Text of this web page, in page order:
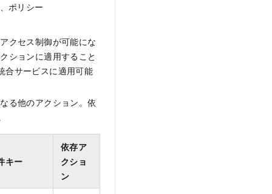
ポリシー
クセス制御が可能にな
ションに適用すること
合サービスに適用可能
る他のアクション。依
キー
依存ア
クショ
ン